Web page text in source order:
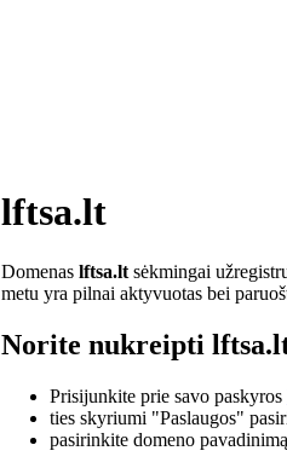
lftsa.lt
Domenas lftsa.lt sėkmingai
metu yra pilnai aktyvuotas bei
Norite nukreipti
Prisijunkite prie savo paskyros
ties skyriumi "Paslaugos"
pasirinkite domeno